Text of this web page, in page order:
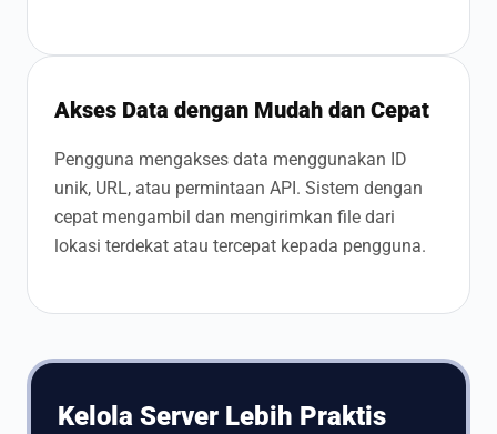
Akses Data dengan Mudah dan Cepat
Pengguna mengakses data menggunakan ID
unik, URL, atau permintaan API. Sistem dengan
cepat mengambil dan mengirimkan file dari
lokasi terdekat atau tercepat kepada pengguna.
Kelola Server Lebih Praktis